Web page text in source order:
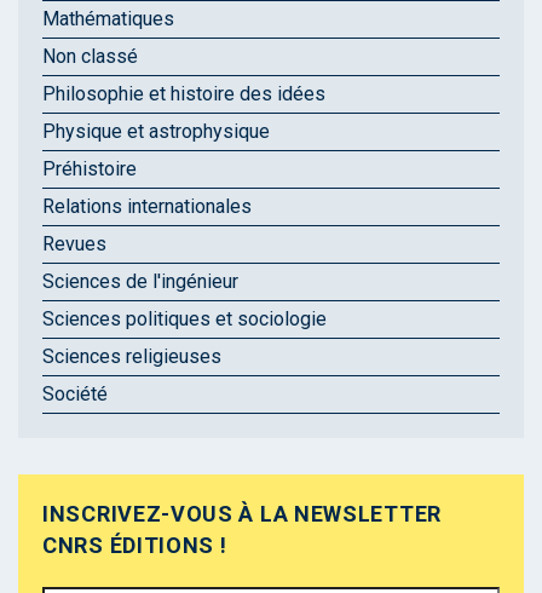
Mathématiques
Non classé
Philosophie et histoire des idées
Physique et astrophysique
Préhistoire
Relations internationales
Revues
Sciences de l'ingénieur
Sciences politiques et sociologie
Sciences religieuses
Société
INSCRIVEZ-VOUS À LA NEWSLETTER
CNRS ÉDITIONS !